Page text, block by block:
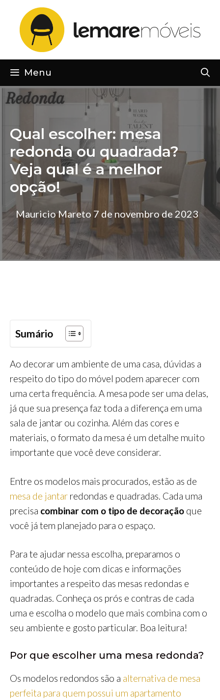
conteúdo
Menu
Qual escolher: mesa
redonda ou quadrada?
Veja qual é a melhor
opção!
Mauricio Mareto 7 de novembro de 2023
Sumário
Ao decorar um ambiente de uma casa, dúvidas a
respeito do tipo do móvel podem aparecer com
uma certa frequência. A mesa pode ser uma delas,
já que sua presença faz toda a diferença em uma
sala de jantar ou cozinha. Além das cores e
materiais, o formato da mesa é um detalhe muito
importante que você deve considerar.
Entre os modelos mais procurados, estão as de
mesa de jantar redondas e quadradas. Cada uma
precisa combinar com o tipo de decoração que
você já tem planejado para o espaço.
Para te ajudar nessa escolha, preparamos o
conteúdo de hoje com dicas e informações
importantes a respeito das mesas redondas e
quadradas. Conheça os prós e contras de cada
uma e escolha o modelo que mais combina com o
seu ambiente e gosto particular. Boa leitura!
Por que escolher uma mesa redonda?
Os modelos redondos são a alternativa de mesa
perfeita para quem possui um apartamento